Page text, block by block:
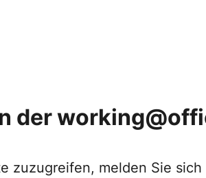
der
zuzugreifen, melden Sie